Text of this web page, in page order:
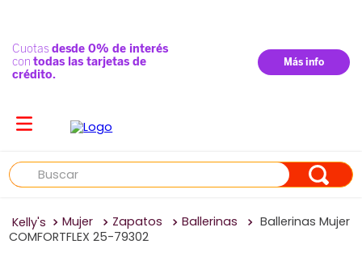
Buscar
Mujer Zapatos Ballerinas
Ballerinas Mujer
COMFORTFLEX 25-79302